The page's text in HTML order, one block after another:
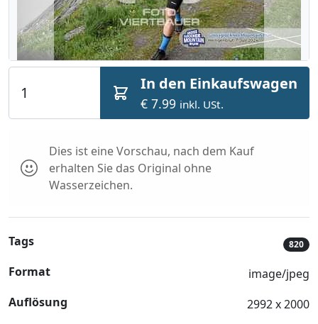
In den Einkaufswagen
€ 7.99 inkl. USt.
Dies ist eine Vorschau, nach dem Kauf
erhalten Sie das Original ohne
Wasserzeichen.
Tags 820
Format
image/jpeg
Auflösung
2992 x 2000